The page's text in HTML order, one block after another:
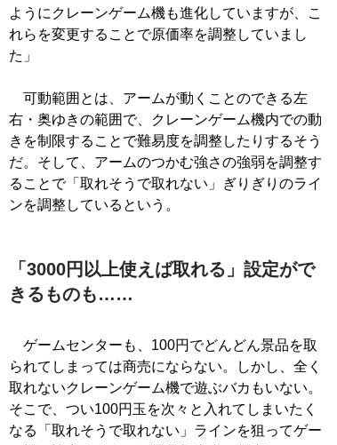
ようにクレーンゲーム機も進化していますが、こ
れらを変更することで原価率を調整していまし
た」
可動範囲とは、アームが動くことのできる左
右・奥ゆきの範囲で、クレーンゲーム機内での動
きを制限することで難易度を調整したりするそう
だ。そして、アームのつかむ強さの強弱を調整す
ることで「取れそうで取れない」ぎりぎりのライ
ンを調整しているという。
「3000円以上使えば取れる」設定がで
きるものも……
ゲームセンターも、100円でどんどん景品を取
られてしまっては商売にならない。しかし、全く
取れないクレーンゲーム機で遊ぶバカもいない。
そこで、つい100円玉を次々と入れてしまいたく
なる「取れそうで取れない」ラインを狙ってゲー